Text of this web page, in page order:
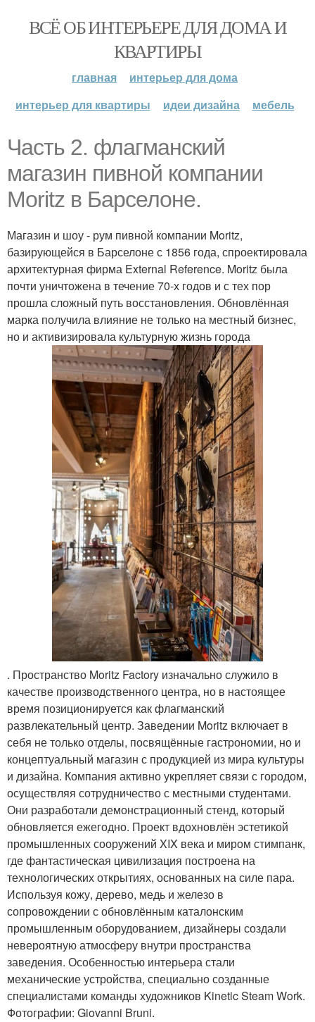
ВСЁ ОБ ИНТЕРЬЕРЕ ДЛЯ ДОМА И
КВАРТИРЫ
главная
интерьер для дома
интерьер для квартиры
идеи дизайна мебель
Часть 2. флагманский
магазин пивной компании
Moritz в Барселоне.
Магазин и шоу - рум пивной компании Moritz,
базирующейся в Барселоне с 1856 года, спроектировала
архитектурная фирма External Reference. Moritz была
почти уничтожена в течение 70-х годов и с тех пор
прошла сложный путь восстановления. Обновлённая
марка получила влияние не только на местный бизнес,
но и активизировала культурную жизнь города
. Пространство Moritz Factory изначально служило в
качестве производственного центра, но в настоящее
время позиционируется как флагманский
развлекательный центр. Заведении Moritz включает в
себя не только отделы, посвящённые гастрономии, но и
концептуальный магазин с продукцией из мира культуры
и дизайна. Компания активно укрепляет связи с городом,
осуществляя сотрудничество с местными студентами.
Они разработали демонстрационный стенд, который
обновляется ежегодно. Проект вдохновлён эстетикой
промышленных сооружений XIX века и миром стимпанк,
где фантастическая цивилизация построена на
технологических открытиях, основанных на силе пара.
Используя кожу, дерево, медь и железо в
сопровождении с обновлённым каталонским
промышленным оборудованием, дизайнеры создали
невероятную атмосферу внутри пространства
заведения. Особенностью интерьера стали
механические устройства, специально созданные
специалистами команды художников Kinetic Steam Work.
Фотографии: Giovanni Bruni.